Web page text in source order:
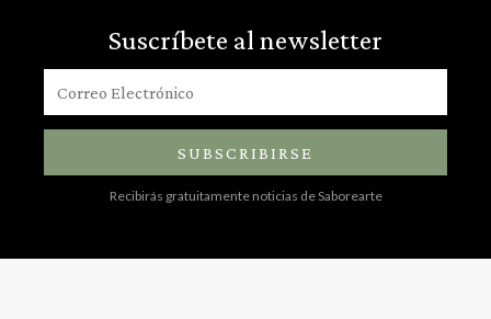
Suscríbete al newsletter
SUBSCRIBIRSE
Recibirás gratuitamente noticias de Saborearte